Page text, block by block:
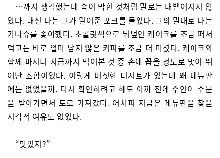
…까지 생각했는데 속이 막힌 것처럼 말로는 내뱉어지지 않
았다. 대신 나는 그가 밀어준 포크를 들었다. 그의 말대로 나는
가나슈를 좋아했다. 초콜릿색으로 뒤덮인 케이크를 조금 떠서
먹고는 바로 얼마 남지 않은 커피를 조금 더 마셨다. 케이크와
함께 마시니 지금까지 먹어본 것 중 손에 꼽을 정도로 맛이 뛰
어난 조합이었다. 이렇게 버젓한 디저트가 있는데 왜 메뉴판
에는 없었을까. 다시 확인하려고 해도 아까 전에 주인이 주문
을 받아가면서 도로 가져갔다. 어차피 지금은 메뉴판을 찾을
시각적 여유도 없었다.
“맛있지?”